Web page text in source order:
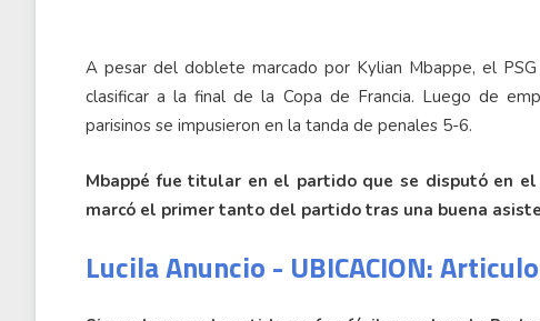
A pesar del doblete marcado por Kylian Mbappe, el
clasificar a la final de la Copa de Francia. Luego de
parisinos se impusieron en la tanda de penales 5-6.
Mbappé fue titular en el partido que se disputó en
marcó el primer tanto del partido tras una buena
Lucila Anuncio - UBICACION: Articulo